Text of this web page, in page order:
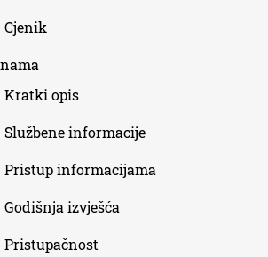
Cjenik
Kratki opis
Službene informacije
Pristup informacijama
Godišnja izvješća
Pristupačnost